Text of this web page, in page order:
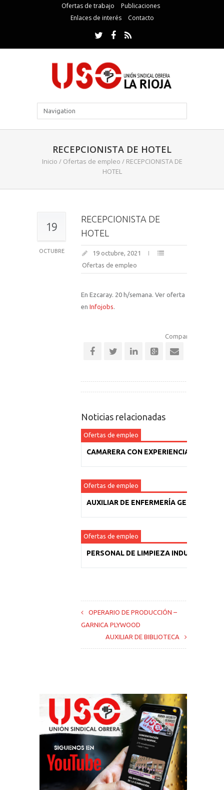
Ofertas de trabajo
Publicaciones
Enlaces de interés
Contacto
RECEPCIONISTA DE HOTEL
Inicio / Ofertas de empleo / RECEPCIONISTA DE
HOTEL
19
OCTUBRE
RECEPCIONISTA DE
HOTEL
19 octubre, 2021
Ofertas de empleo
En Ezcaray. 20 h/semana. Ver oferta
en Infojobs.
Comparte esta
Noticias relacionadas
Ofertas de empleo
CAMARERA CON EXPERIENCIA
Ofertas de empleo
AUXILIAR DE ENFERMERÍA GERIÁTRICA
Ofertas de empleo
PERSONAL DE LIMPIEZA INDUSTRIAL
OPERARIO DE PRODUCCIÓN –
GARNICA PLYWOOD
AUXILIAR DE BIBLIOTECA